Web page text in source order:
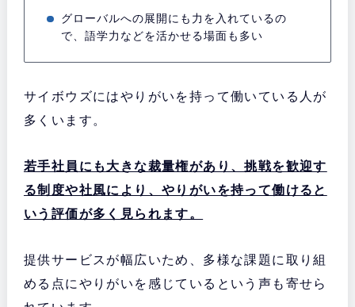
グローバルへの展開にも力を入れているの
で、語学力などを活かせる場面も多い
サイボウズにはやりがいを持って働いている人が
多くいます。
若手社員にも大きな裁量権があり、挑戦を歓迎す
る制度や社風により、やりがいを持って働けると
いう評価が多く見られます。
提供サービスが幅広いため、多様な課題に取り組
める点にやりがいを感じているという声も寄せら